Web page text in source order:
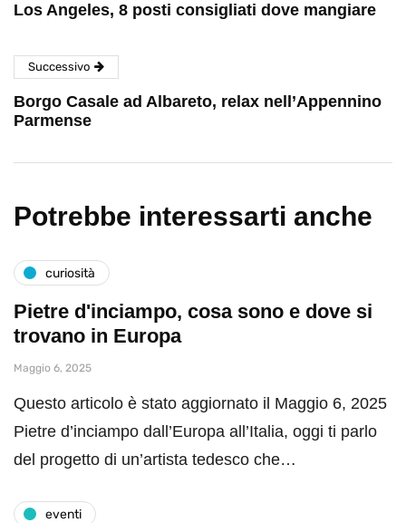
Los Angeles, 8 posti consigliati dove mangiare
Successivo
Borgo Casale ad Albareto, relax nell’Appennino
Parmense
Potrebbe interessarti anche
curiosità
Pietre d'inciampo, cosa sono e dove si
trovano in Europa
Maggio 6, 2025
Questo articolo è stato aggiornato il Maggio 6, 2025
Pietre d’inciampo dall’Europa all’Italia, oggi ti parlo
del progetto di un’artista tedesco che…
eventi